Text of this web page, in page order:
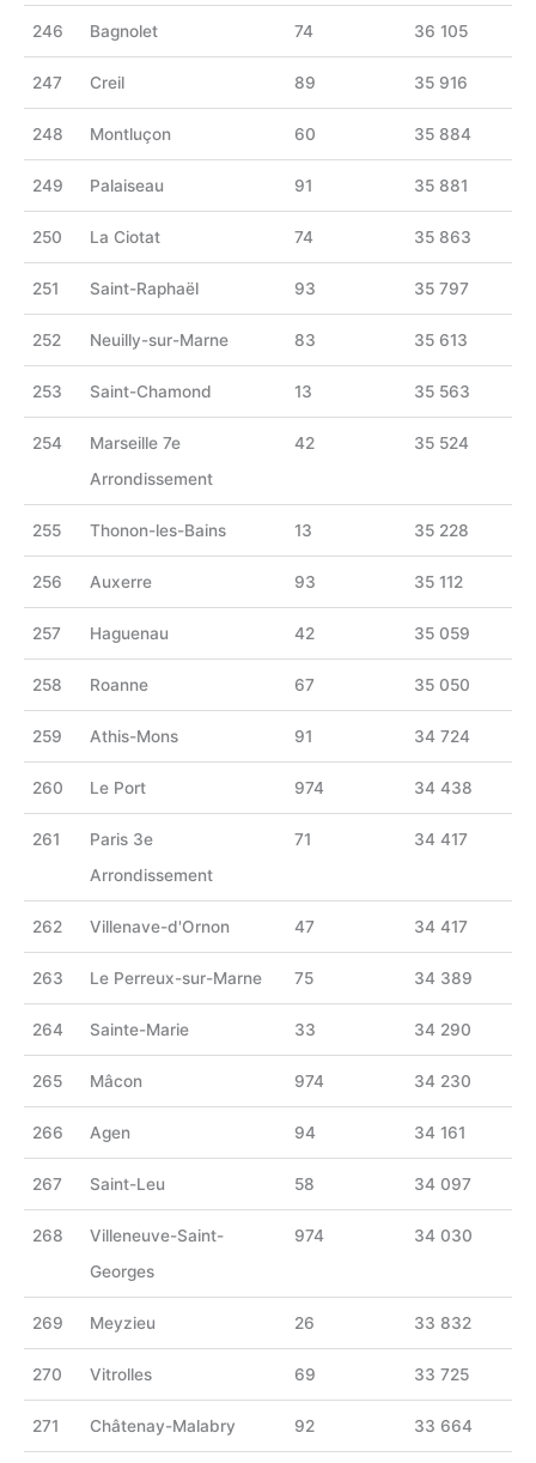
246 Bagnolet 74 36 105
247 Creil 89 35 916
248 Montluçon 60 35 884
249 Palaiseau 91 35 881
250 La Ciotat 74 35 863
251 Saint-Raphaël 93 35 797
252 Neuilly-sur-Marne 83 35 613
253 Saint-Chamond 13 35 563
254
Marseille 7e
Arrondissement
42 35 524
255 Thonon-les-Bains 13 35 228
256 Auxerre 93 35 112
257 Haguenau 42 35 059
258 Roanne 67 35 050
259 Athis-Mons 91 34 724
260 Le Port 974 34 438
261
Paris 3e
Arrondissement
71 34 417
262 Villenave-d'Ornon 47 34 417
263 Le Perreux-sur-Marne 75 34 389
264 Sainte-Marie 33 34 290
265 Mâcon 974 34 230
266 Agen 94 34 161
267 Saint-Leu 58 34 097
268
Villeneuve-Saint-
Georges
974 34 030
269 Meyzieu 26 33 832
270 Vitrolles 69 33 725
271 Châtenay-Malabry 92 33 664